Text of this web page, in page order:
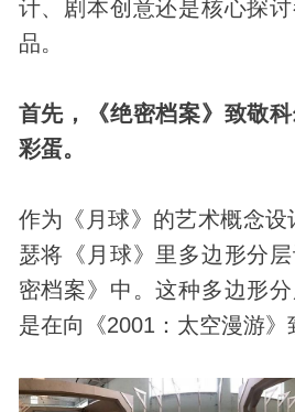
计、剧本创意还是核心探
品。
首先，《绝密档案》致敬
彩蛋。
作为《月球》的艺术概念设
瑟将《月球》里多边形分
密档案》中。这种多边形
是在向《2001：太空漫游》